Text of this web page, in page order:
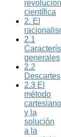
revolución
científica
2. El
2.1
generales
2.2
Descartes
2.3 El
método
cartesiano
y la
solución
a la